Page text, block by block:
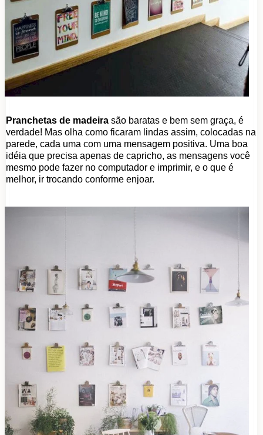
Pranchetas de madeira são baratas e bem sem graça, é
verdade! Mas olha como ficaram lindas assim, colocadas na
parede, cada uma com uma mensagem positiva. Uma boa
idéia que precisa apenas de capricho, as mensagens você
mesmo pode fazer no computador e imprimir, e o que é
melhor, ir trocando conforme enjoar.